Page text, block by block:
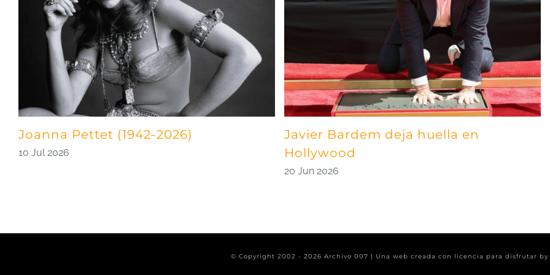
Joanna Pettet (1942-2026)
10 Jul 2026
Javier Bardem deja huella en
Hollywood
20 Jun 2026
© Copyright 2002 - 2026 Archivo 007 | Una web creada con licencia para disfrutar by